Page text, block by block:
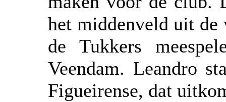
het middenveld uit de
de Tukkers
Veendam. Leandro
Figueirense, dat